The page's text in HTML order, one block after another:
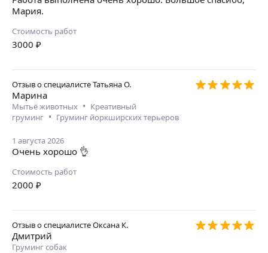
Мария.
Стоимость работ
3000 ₽
Отзыв о специалистеТатьяна О.
Марина
Мытьё животных • Креативный
груминг • Груминг йоркширских терьеров
1 августа 2026
Очень хорошо 👌
Стоимость работ
2000 ₽
Отзыв о специалистеОксана К.
Дмитрий
Груминг собак